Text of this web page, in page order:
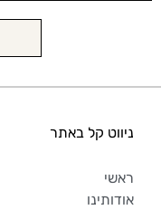
ניווט קל באתר
ראשי
אודותינו